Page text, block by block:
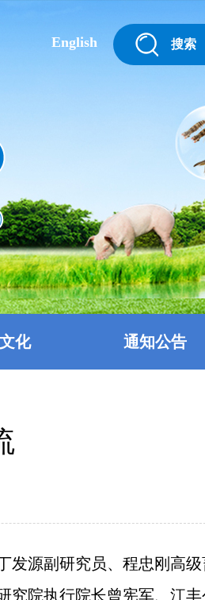
English 搜索
化 通知公告
源副研究员、程忠刚高级
究院执行院长曾宪军、江